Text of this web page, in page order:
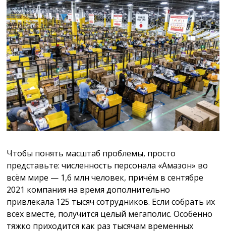
Чтобы понять масштаб проблемы, просто
представьте: численность персонала «Амазон» во
всём мире — 1,6 млн человек, причём в сентябре
2021 компания на время дополнительно
привлекала 125 тысяч сотрудников. Если собрать их
всех вместе, получится целый мегаполис. Особенно
тяжко приходится как раз тысячам временных